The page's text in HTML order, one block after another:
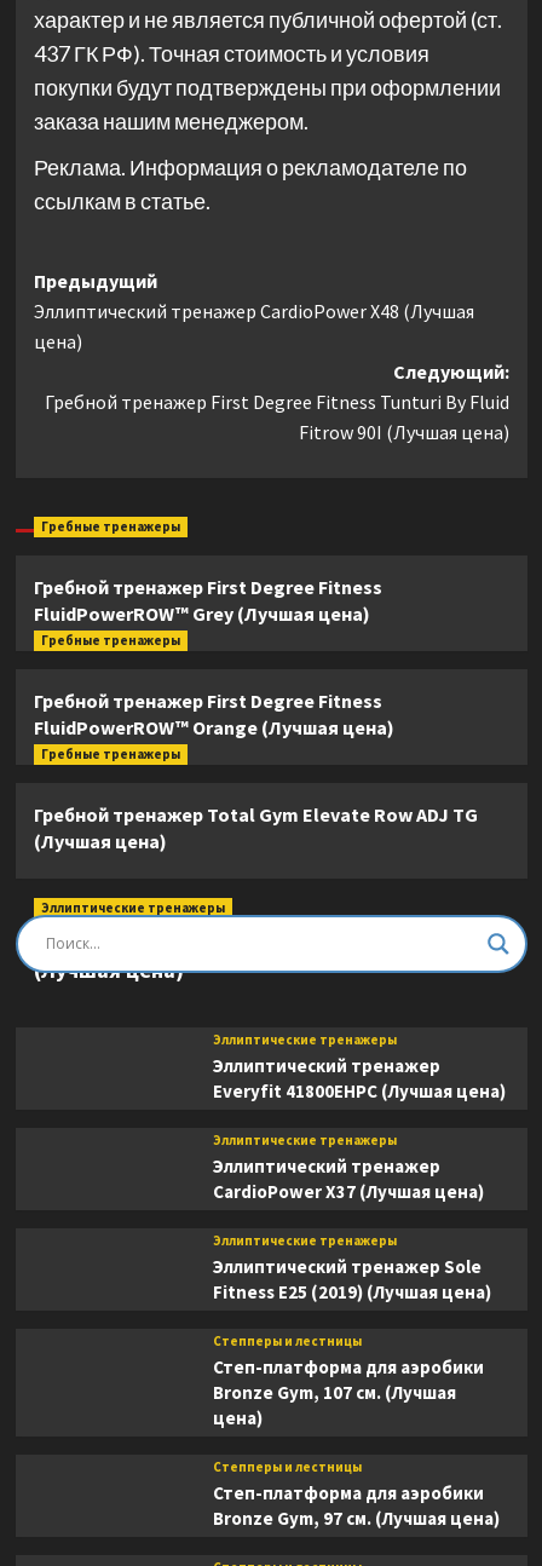
характер и не является публичной офертой (ст.
437 ГК РФ). Точная стоимость и условия
покупки будут подтверждены при оформлении
заказа нашим менеджером.
Реклама. Информация о рекламодателе по
ссылкам в статье.
Навигация
записи
Предыдущий
Эллиптический тренажер CardioPower X48 (Лучшая
цена)
Следующий:
Гребной тренажер First Degree Fitness Tunturi By Fluid
Fitrow 90I (Лучшая цена)
Гребные тренажеры
Гребной тренажер First Degree Fitness
FluidPowerROW™ Grey (Лучшая цена)
Гребные тренажеры
Гребной тренажер First Degree Fitness
FluidPowerROW™ Orange (Лучшая цена)
Гребные тренажеры
Гребной тренажер Total Gym Elevate Row ADJ TG
(Лучшая цена)
Эллиптические тренажеры
Эллиптический тренажер DFC E8745T
(Лучшая цена)
Эллиптические тренажеры
Эллиптический тренажер
Everyfit 41800EHPC (Лучшая цена)
Эллиптические тренажеры
Эллиптический тренажер
CardioPower X37 (Лучшая цена)
Эллиптические тренажеры
Эллиптический тренажер Sole
Fitness E25 (2019) (Лучшая цена)
Степперы и лестницы
Степ-платформа для аэробики
Bronze Gym, 107 см. (Лучшая
цена)
Степперы и лестницы
Степ-платформа для аэробики
Bronze Gym, 97 см. (Лучшая цена)